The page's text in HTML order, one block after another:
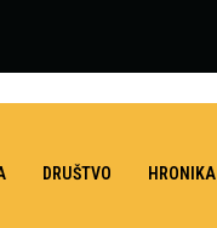
DRUŠTVO HRONIKA